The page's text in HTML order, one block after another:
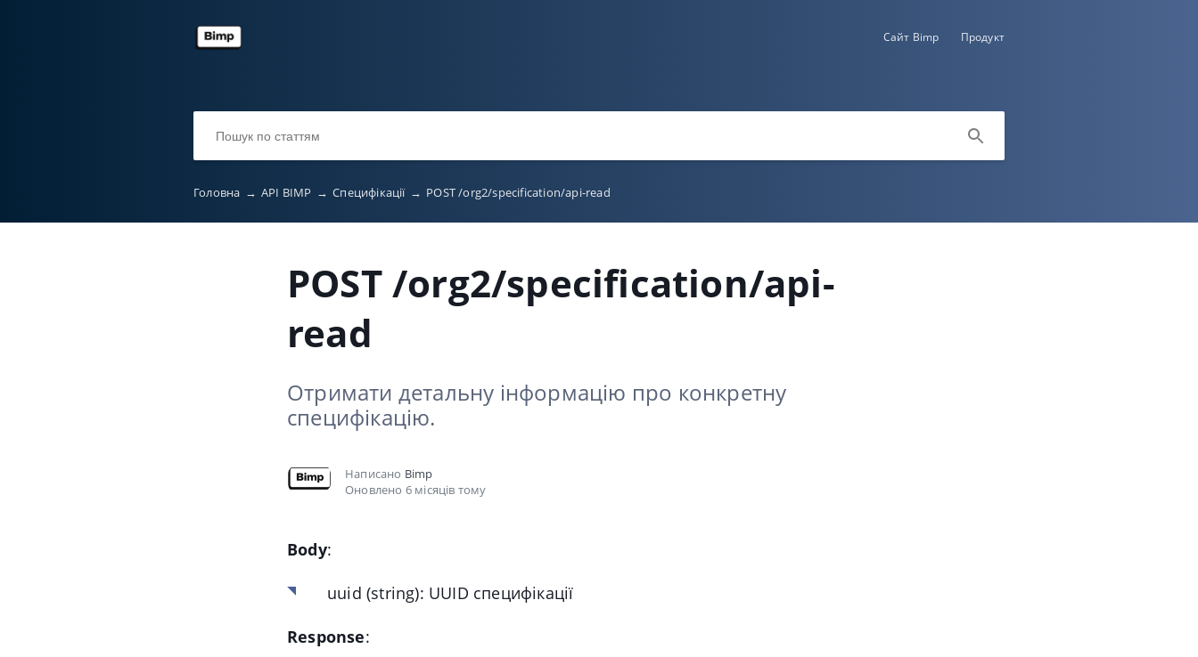
Сайт Bimp Продукт
Головна → API BIMP → Специфікації → POST /org2/specification/api-read
POST /org2/specification/api-
read
Отримати детальну інформацію про конкретну
специфікацію.
Написано Bimp
Оновлено 6 місяців тому
Body:
uuid (string): UUID специфікації
Response: